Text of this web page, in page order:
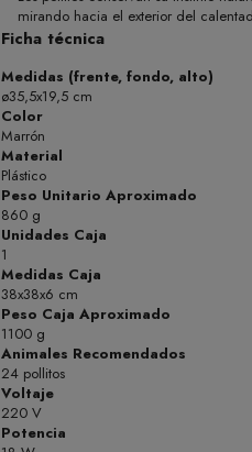
mirando hacia el exterior del
Ficha técnica
Medidas (frente, fondo, alto)
ø35,5x19,5 cm
Color
Marrón
Material
Plástico
Peso Unitario Aproximado
860 g
Unidades Caja
1
Medidas Caja
38x38x6 cm
Peso Caja Aproximado
1100 g
Animales Recomendados
24 pollitos
Voltaje
220 V
Potencia